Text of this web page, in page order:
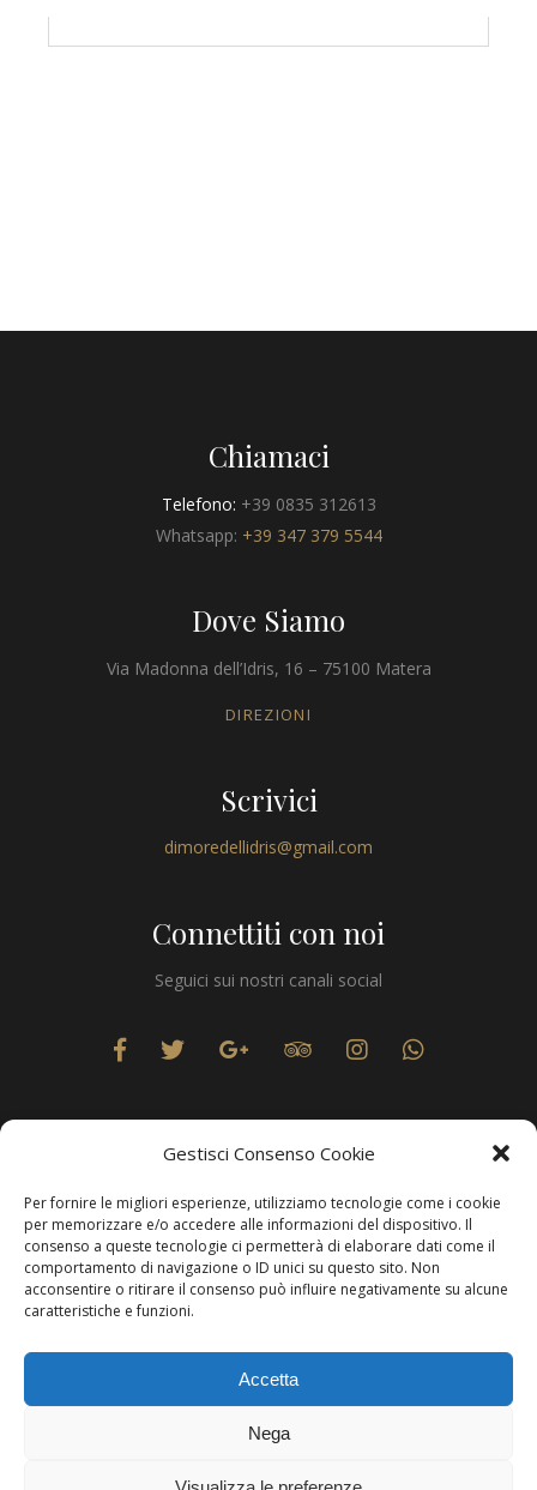
Gestisci Consenso Cookie
Per fornire le migliori esperienze, utilizziamo tecnologie come i cookie
per memorizzare e/o accedere alle informazioni del dispositivo. Il
consenso a queste tecnologie ci permetterà di elaborare dati come il
comportamento di navigazione o ID unici su questo sito. Non
acconsentire o ritirare il consenso può influire negativamente su alcune
caratteristiche e funzioni.
Accetta
Nega
Chiamaci
Telefono: +39 0835 312613
Whatsapp: +39 347 379 5544
Dove Siamo
Via Madonna dell’Idris, 16 – 75100 Matera
DIREZIONI
Scrivici
dimoredellidris@gmail.com
Connettiti con noi
Seguici sui nostri canali social
Privacy
Produzione WebResolvis Marketing & Comunicazione
Copyright © Hotels & Resorts Srl - Partita IVA IT01212800773.
Affittacamere - CIN: IT077014B401676001. Tutti i diritti sono